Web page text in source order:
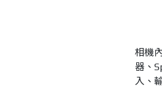
相機
器、
入、